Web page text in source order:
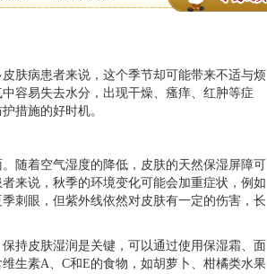
肤病患者来说，这个季节却可能带来不适与烦
容易失去水分，出现干燥、瘙痒、红肿等症
措施的好时机。
随着空气湿度的降低，皮肤的天然保湿屏障可
来说，秋季的环境变化可能会加重症状，例如
刺眼，但紫外线依然对皮肤有一定的伤害，长
持皮肤湿润是关键，可以通过使用保湿霜、面
生素A、C和E的食物，如胡萝卜、柑橘类水果